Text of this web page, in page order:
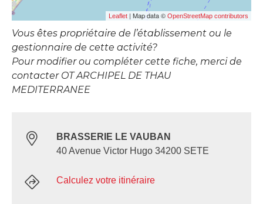
Leaflet | Map data © OpenStreetMap contributors
Vous êtes propriétaire de l’établissement ou le
gestionnaire de cette activité?
Pour modifier ou compléter cette fiche, merci de
contacter OT ARCHIPEL DE THAU
MEDITERRANEE
BRASSERIE LE VAUBAN
40 Avenue Victor Hugo 34200 SETE
Calculez votre itinéraire